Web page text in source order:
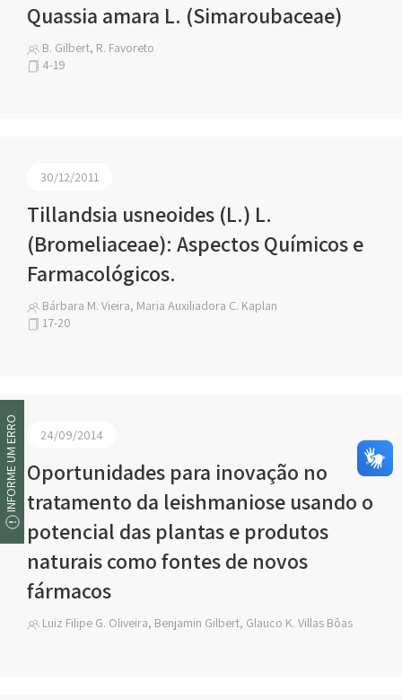
Quassia amara L. (Simaroubaceae)
B. Gilbert, R. Favoreto
4-19
30/12/2011
Tillandsia usneoides (L.) L.
(Bromeliaceae): Aspectos Químicos e
Farmacológicos.
Bárbara M. Vieira, Maria Auxiliadora C. Kaplan
17-20
24/09/2014
Oportunidades para inovação no
tratamento da leishmaniose usando o
potencial das plantas e produtos
naturais como fontes de novos
fármacos
Luiz Filipe G. Oliveira, Benjamin Gilbert, Glauco K. Villas Bôas
INFORME UM ERRO